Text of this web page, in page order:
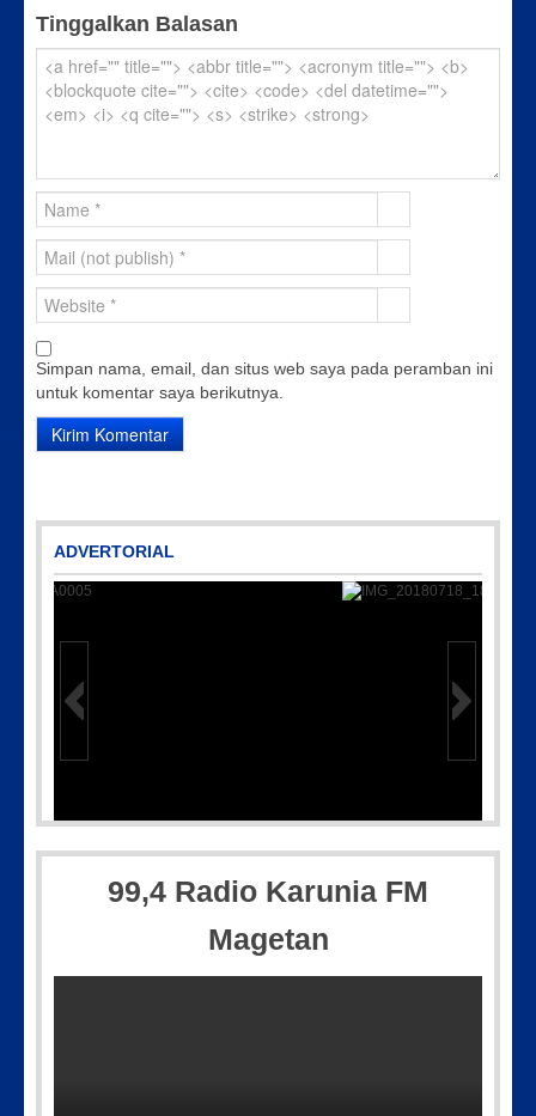
Tinggalkan Balasan
Simpan nama, email, dan situs web saya pada peramban ini
untuk komentar saya berikutnya.
ADVERTORIAL
WA0005
99,4 Radio Karunia FM
Magetan